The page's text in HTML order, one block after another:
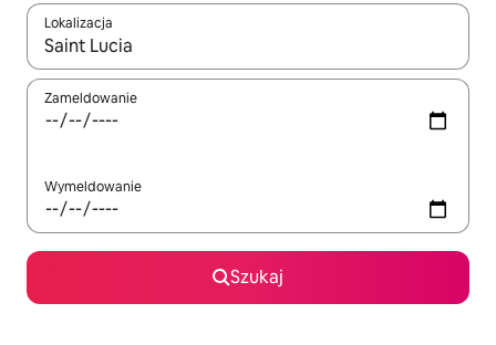
Lokalizacja
Gdy wyniki będą dostępne, możesz poruszać się po nich za
Zameldowanie
Wymeldowanie
Szukaj